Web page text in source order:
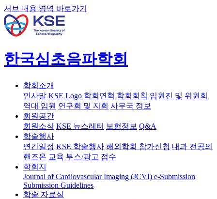
서브 내용 영역 바로가기
한국심초음파학회
학회소개
인사말 KSE Logo 학회연혁 학회회칙 임원진 및 위원회
역대 임원 연구회 및 지회 사무국 정보
회원공간
회원소식 KSE 뉴스레터 보험정보 Q&A
학술행사
연간일정 KSE 학술행사 해외학회 참가신청 내과 전공의
핸즈온 교육 부스/광고 접수
학회지
Journal of Cardiovascular Imaging (JCVI) e-Submission
Submission Guidelines
학술 자료실